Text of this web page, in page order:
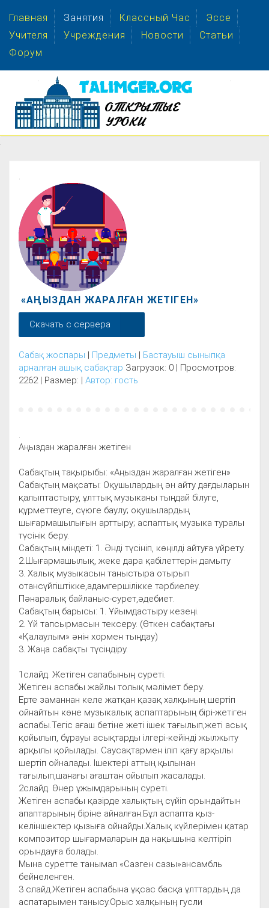
Главная Занятия Классный Час
Эссе
Учителя
Учреждения Новости
Статьи
Форум
.
.
«АҢЫЗДАН ЖАРАЛҒАН ЖЕТІГЕН»
Скачать с сервера
Сабақ жоспары | Предметы | Бастауыш сыныпқа
арналған ашық сабақтар Загрузок: 0 | Просмотров:
2262 | Размер: | Автор: гость
Аңыздан жаралған жетіген
Сабақтың тақырыбы: «Аңыздан жаралған жетіген»
Сабақтың мақсаты: Оқушылардың ән айту дағдыларын
қалыптастыру, ұлттық музыканы тыңдай білуге,
құрметтеуге, сүюге баулу; оқушылардың
шығармашылығын арттыру; аспаптық музыка туралы
түсінік беру.
Сабақтың міндеті: 1. Әнді түсініп, көңілді айтуға үйрету.
2.Шығармашылық, жеке дара қабілеттерін дамыту
3. Халық музыкасын таныстыра отырып
отансүйгіштікке,адамгершілікке тәрбиелеу.
Пәнаралық байланыс-сурет,әдебиет.
Сабақтың барысы: 1. Ұйымдастыру кезеңі.
2. Үй тапсырмасын тексеру. (Өткен сабақтағы
«Қалаулым» әнін хормен тыңдау)
3. Жаңа сабақты түсіндіру.
1слайд. Жетіген сапабының суреті.
Жетіген аспабы жайлы толық мәлімет беру.
Ерте заманнан келе жатқан қазақ халқының шертіп
ойнайтын көне музыкалық аспаптарының бірі-жетіген
аспабы.Тегіс ағаш бетіне жеті ішек тағылып,жеті асық
қойылып, бұрауы асықтарды ілгері-кейінді жылжыту
арқылы қойылады. Саусақтармен іліп қағу арқылы
шертіп ойналады. Ішектері аттың қылынан
тағылып,шанағы ағаштан ойылып жасалады.
2слайд. Өнер ұжымдарының суреті.
Жетіген аспабы қазірде халықтың сүйіп орындайтын
апаптарының біріне айналған.Бұл аспапта қыз-
келіншектер қызыға ойнайды.Халық күйлерімен қатар
композитор шығармаларын да нақышына келтіріп
орындауға болады.
Мына суретте танымал «Сазген сазы»ансамбль
бейнеленген.
3 слайд.Жетіген аспабына ұқсас басқа ұлттардың да
аспатарымен танысу.Орыс халқының гусли
. .